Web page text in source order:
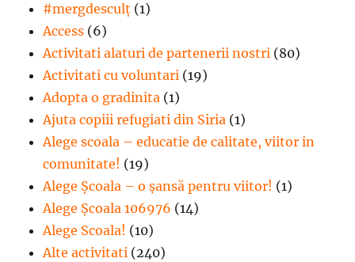
#mergdesculţ (1)
Access (6)
Activitati alaturi de partenerii nostri (80)
Activitati cu voluntari (19)
Adopta o gradinita (1)
Ajuta copiii refugiati din Siria (1)
Alege scoala – educatie de calitate, viitor in
comunitate! (19)
Alege Şcoala – o şansă pentru viitor! (1)
Alege Școala 106976 (14)
Alege Scoala! (10)
Alte activitati (240)